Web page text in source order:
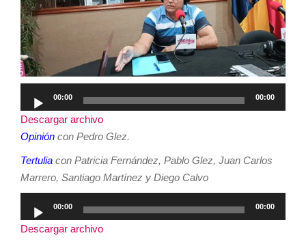
Reproductor
de
audio
00:00 00:00
Descargar archivo
Opinión con Pedro Glez.
Tertulia con Patricia Fernández, Pablo Glez, Juan Carlos
Marrero, Santiago Martínez y Diego Calvo
Reproductor
de
audio
00:00 00:00
Descargar archivo